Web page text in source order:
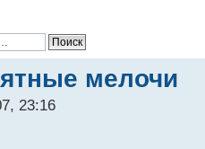
мелочи
23:16